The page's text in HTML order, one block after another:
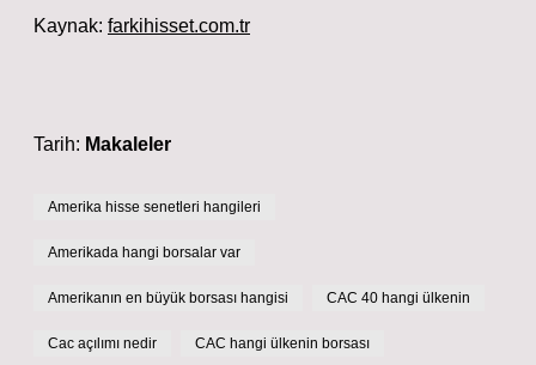
Kaynak: farkihisset.com.tr
Tarih: Makaleler
Amerika hisse senetleri hangileri
Amerikada hangi borsalar var
Amerikanın en büyük borsası hangisi CAC 40 hangi ülkenin
Cac açılımı nedir CAC hangi ülkenin borsası